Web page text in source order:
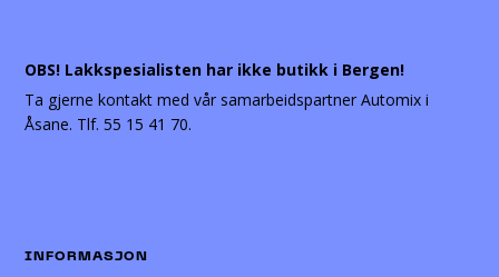
OBS! Lakkspesialisten har ikke butikk i Bergen!
Ta gjerne kontakt med vår samarbeidspartner Automix i
Åsane. Tlf. 55 15 41 70.
INFORMASJON